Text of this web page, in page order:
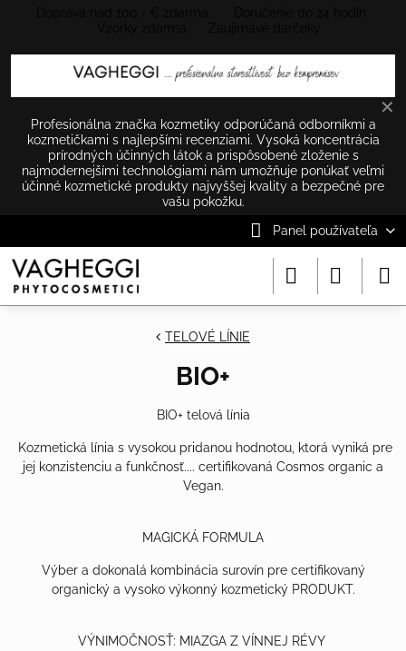
✕
Profesionálna značka kozmetiky odporúčaná odborníkmi a
kozmetičkami s najlepšími recenziami. Vysoká koncentrácia
prírodných účinných látok a prispôsobené zloženie s
najmodernejšími technológiami nám umožňuje ponúkať veľmi
účinné kozmetické produkty najvyššej kvality a bezpečné pre
vašu pokožku.
Panel používateľa
TELOVÉ LÍNIE
BIO+
BIO+ telová línia
Kozmetická línia s vysokou pridanou hodnotou, ktorá vyniká pre
jej konzistenciu a funkčnosť.... certifikovaná Cosmos organic a
Vegan.
MAGICKÁ FORMULA
Výber a dokonalá kombinácia surovín pre certifikovaný
organický a vysoko výkonný kozmetický PRODUKT.
VÝNIMOČNOSŤ: MIAZGA Z VÍNNEJ RÉVY